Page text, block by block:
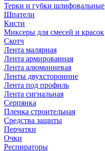
Терки и губки шлифовальные
Шпатели
Кисти
Миксеры для смесей и красок
Скотч
Лента малярная
Лента армированная
Лента алюминиевая
Ленты двухсторонние
Лента под профиль
Лента сигнальная
Серпянка
Пленка строительная
Средства защиты
Перчатки
Очки
Респираторы